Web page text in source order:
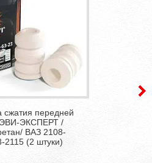
сжатия передней
ЭКСПЕРТ /
ВАЗ 2108-
2115 (2 штуки)